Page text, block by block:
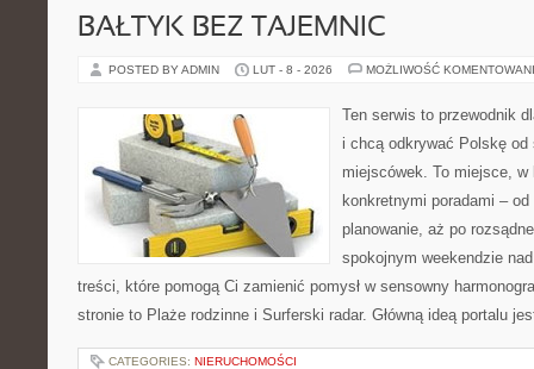
BAŁTYK BEZ TAJEMNIC
POSTED BY ADMIN LUT - 8 - 2026 MOŻLIWOŚĆ
Ten serwis to przewodnik
i chcą odkrywać Polskę
miejscówek. To miejsce,
konkretnymi poradami –
planowanie, aż po
spokojnym weekendzie
treści, które pomogą Ci zamienić pomysł w sensowny
stronie to Plaże rodzinne i Surferski radar. Główną ideą portalu
CATEGORIES: NIERUCHOMOŚCI